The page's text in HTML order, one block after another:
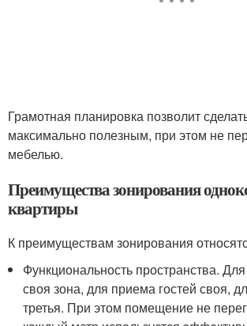
Грамотная планировка позволит
максимально полезным, при этом не
мебелью.
Преимущества зонирования
квартиры
К преимуществам зонирования
Функциональность пространства.
своя зона, для приема гостей своя,
третья. При этом помещение не